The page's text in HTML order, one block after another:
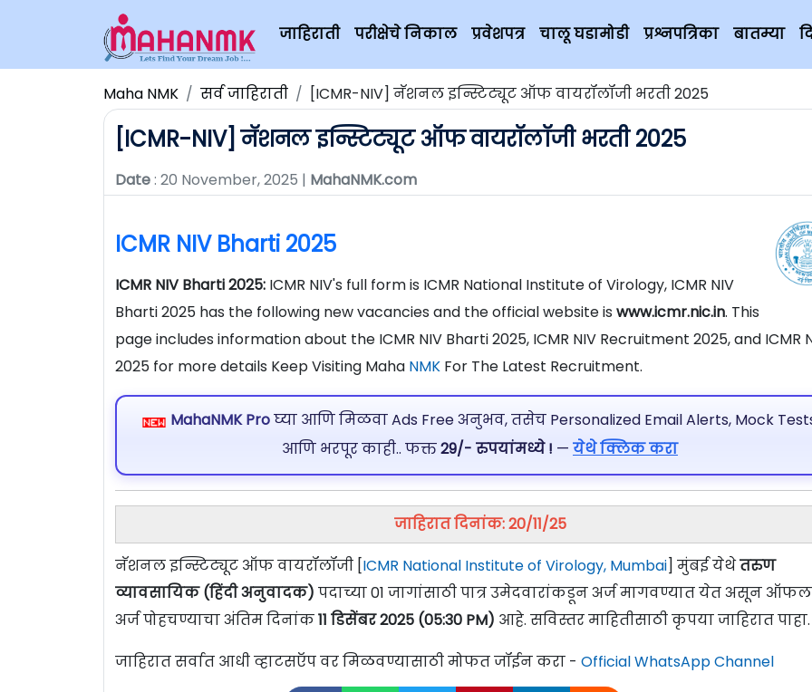
जाहिराती परीक्षेचे निकाल प्रवेशपत्र चालू घडामोडी प्रश्नपत्रिका बातम्या
Maha NMK सर्व जाहिराती [ICMR-NIV] नॅशनल इन्स्टिट्यूट ऑफ वायरॉलॉजी भरती 2025
[ICMR-NIV] नॅशनल इन्स्टिट्यूट ऑफ वायरॉलॉजी भरती 2025
Date: 20 November, 2025 | MahaNMK.com
ICMR NIV Bharti 2025
ICMR NIV Bharti 2025: ICMR NIV's full form is ICMR National Institute of Virology, ICMR NIV
Bharti 2025 has the following new vacancies and the official website is www.icmr.nic.in. This
page includes information about the ICMR NIV Bharti 2025, ICMR NIV Recruitment 2025, and ICMR
2025 for more details Keep Visiting Maha NMK For The Latest Recruitment.
MahaNMK Proघ्या आणि मिळवा Ads Free अनुभव, तसेच Personalized Email Alerts, Mock
आणि भरपूर काही.. फक्त29/- रुपयांमध्ये ! — येथे क्लिक करा
जाहिरात दिनांक: 20/11/25
नॅशनल इन्स्टिट्यूट ऑफ वायरॉलॉजी [ICMR National Institute of Virology, Mumbai] मुंबई येथेतरुण
व्यावसायिक (हिंदी अनुवादक) पदाच्या 01 जागांसाठी पात्र उमेदवारांकडून अर्ज मागवण्यात येत असून
अर्ज पोहचण्याचा अंतिम दिनांक11 डिसेंबर 2025 (05:30 PM) आहे. सविस्तर माहितीसाठी कृपया जाहिरात पाहा.
जाहिरात सर्वात आधी व्हाटसऍप वर मिळवण्यासाठी मोफत जॉईन करा - Official WhatsApp Channel